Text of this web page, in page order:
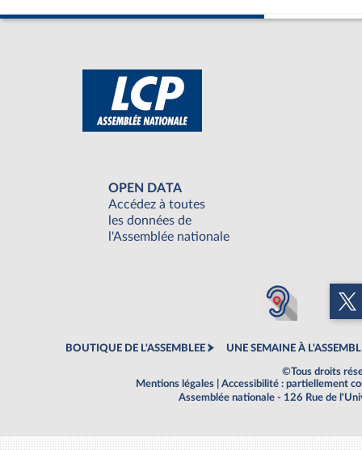
OPEN DATA
Accédez à toutes
les données de
l'Assemblée nationale
BOUTIQUE DE L'ASSEMBLEE UNE SEMAINE À
©Tous droits
Mentions légales
Accessibilité : partiellement
Assemblée nationale - 126 Rue de